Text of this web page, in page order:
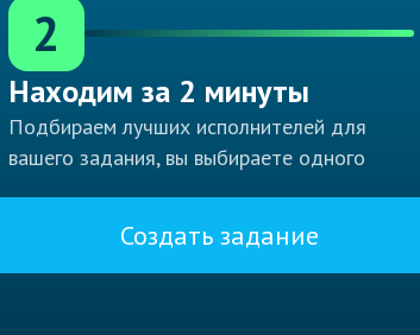
2
Находим за 2 минуты
Подбираем лучших исполнителей для
вашего задания, вы выбираете одного
Создать задание